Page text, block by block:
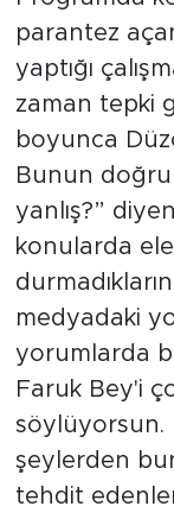
parantez
yaptığı
zaman tepki
boyunca
Bunun
yanlış?”
konularda
medyadaki
yorumlarda
Faruk Bey'i
söylüyorsun.
şeylerden
tehdit